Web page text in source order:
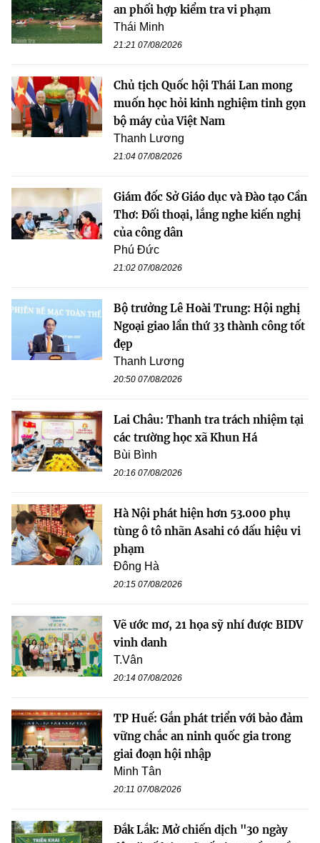
an phối hợp kiểm tra vi phạm
Thái Minh
21:21 07/08/2026
Chủ tịch Quốc hội Thái Lan mong
muốn học hỏi kinh nghiệm tinh gọn
bộ máy của Việt Nam
Thanh Lương
21:04 07/08/2026
Giám đốc Sở Giáo dục và Đào tạo Cần
Thơ: Đối thoại, lắng nghe kiến nghị
của công dân
Phú Đức
21:02 07/08/2026
Bộ trưởng Lê Hoài Trung: Hội nghị
Ngoại giao lần thứ 33 thành công tốt
đẹp
Thanh Lương
20:50 07/08/2026
Lai Châu: Thanh tra trách nhiệm tại
các trường học xã Khun Há
Bùi Bình
20:16 07/08/2026
Hà Nội phát hiện hơn 53.000 phụ
tùng ô tô nhãn Asahi có dấu hiệu vi
phạm
Đông Hà
20:15 07/08/2026
Vẽ ước mơ, 21 họa sỹ nhí được BIDV
vinh danh
T.Vân
20:14 07/08/2026
TP Huế: Gắn phát triển với bảo đảm
vững chắc an ninh quốc gia trong
giai đoạn hội nhập
Minh Tân
20:11 07/08/2026
Đắk Lắk: Mở chiến dịch "30 ngày